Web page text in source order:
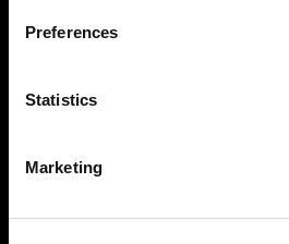
Preferences
Statistics
Marketing